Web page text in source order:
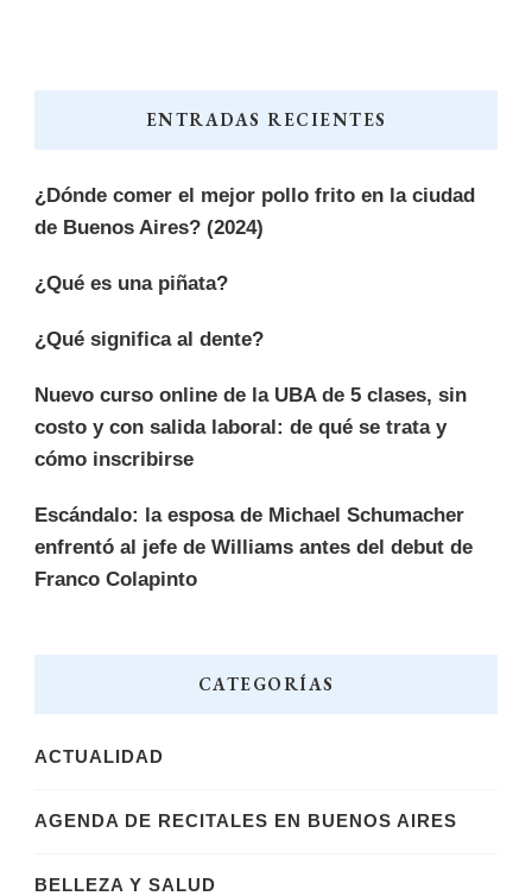
ENTRADAS RECIENTES
¿Dónde comer el mejor pollo frito en la ciudad
de Buenos Aires? (2024)
¿Qué es una piñata?
¿Qué significa al dente?
Nuevo curso online de la UBA de 5 clases, sin
costo y con salida laboral: de qué se trata y
cómo inscribirse
Escándalo: la esposa de Michael Schumacher
enfrentó al jefe de Williams antes del debut de
Franco Colapinto
CATEGORÍAS
ACTUALIDAD
AGENDA DE RECITALES EN BUENOS AIRES
BELLEZA Y SALUD